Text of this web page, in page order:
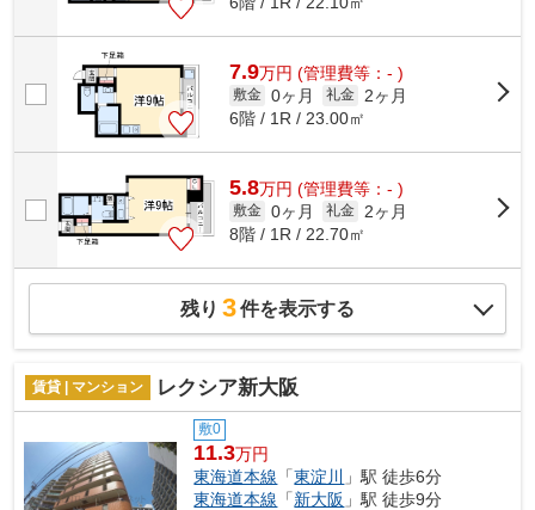
7.9万円 (管理費等：- )
敷金 0ヶ月 礼金
2ヶ月
6階 / 1R / 23.00㎡
5.8万円 (管理費等：- )
敷金 0ヶ月 礼金
2ヶ月
8階 / 1R / 22.70㎡
残り 3件を表示する
賃貸 | マンション レクシア新大阪
敷0
11.3万円
東海道本線 「東淀川
」駅 徒歩6分
東海道本線 「新大阪 」駅 徒歩9分